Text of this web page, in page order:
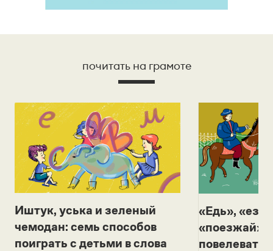
почитать на грамоте
Иштук, уська и зеленый
чемодан: семь способов
поиграть с детьми в слова
«Едь»,
«поезжай»?
повелевать